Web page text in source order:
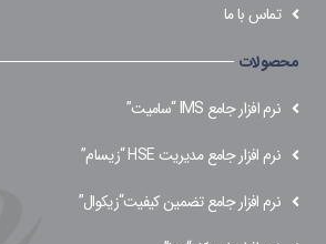
تماس با ما
محصولات
نرم افزار جامع IMS “سامیت”
نرم افزار جامع مدیریت HSE “زیسام”
نرم افزار جامع تضمین کیفیت“زیکوال”